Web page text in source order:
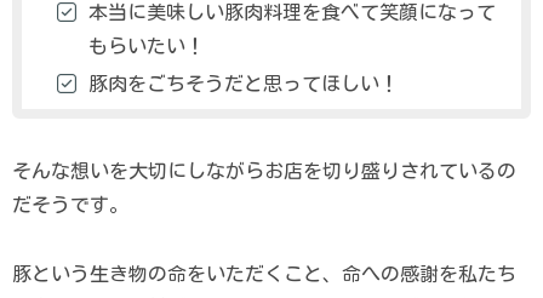
本当に美味しい豚肉料理を食べて笑顔になって
もらいたい！
豚肉をごちそうだと思ってほしい！
そんな想いを大切にしながらお店を切り盛りされているの
だそうです。
豚という生き物の命をいただくこと、命への感謝を私たち